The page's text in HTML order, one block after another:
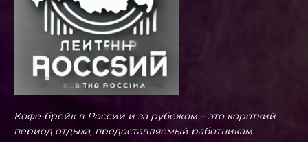
Кофе-брейк в России и за рубежом – это короткий
период отдыха, предоставляемый работникам